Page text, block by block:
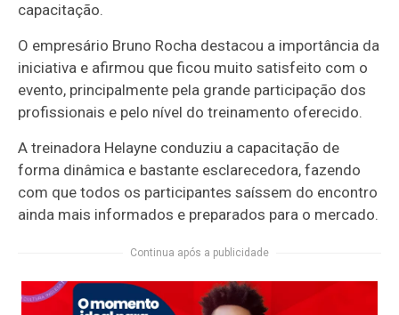
capacitação.
O empresário Bruno Rocha destacou a importância da
iniciativa e afirmou que ficou muito satisfeito com o
evento, principalmente pela grande participação dos
profissionais e pelo nível do treinamento oferecido.
A treinadora Helayne conduziu a capacitação de
forma dinâmica e bastante esclarecedora, fazendo
com que todos os participantes saíssem do encontro
ainda mais informados e preparados para o mercado.
Continua após a publicidade